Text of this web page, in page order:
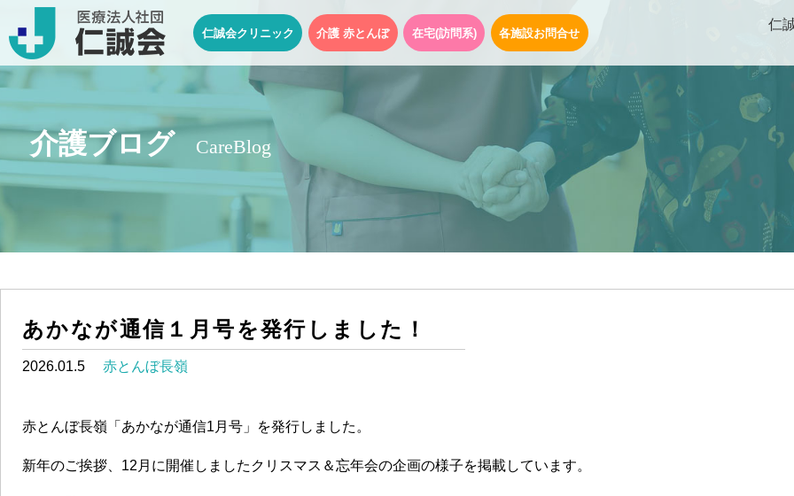
仁誠会クリニック 介護 赤とんぼ 在宅(訪問系) 各施設お問合せ
仁
介護ブログ CareBlog
あかなが通信１月号を発行しました！
2026.01.5 赤とんぼ長嶺
赤とんぼ長嶺「あかなが通信1月号」を発行しました。
新年のご挨拶、12月に開催しましたクリスマス＆忘年会の企画の様子を掲載しています。